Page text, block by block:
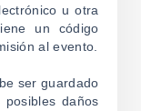
u otra
un código
al evento.
ser guardado
daños